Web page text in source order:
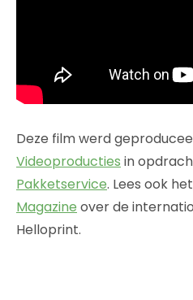
Deze film werd
Videoproducties in
Pakketservice. Lees ook het
Magazine over de
Helloprint.